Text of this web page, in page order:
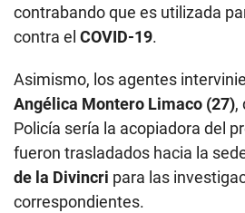
contrabando que es utilizada
contra el COVID-19.
Asimismo, los agentes
Angélica Montero Limaco (27),
Policía sería la acopiadora del
fueron trasladados hacia la
de la Divincri para las
correspondientes.